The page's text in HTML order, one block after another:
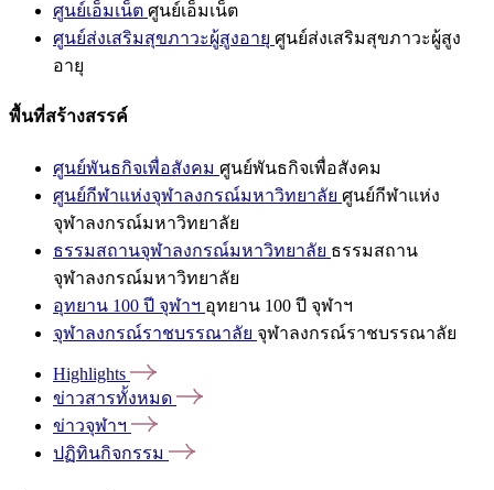
ศูนย์เอ็มเน็ต ศูนย์เอ็มเน็ต
ศูนย์ส่งเสริมสุขภาวะผู้สูงอายุ ศูนย์ส่งเสริมสุขภาวะผู้สูง
อายุ
พื้นที่สร้างสรรค์
ศูนย์พันธกิจเพื่อสังคม ศูนย์พันธกิจเพื่อสังคม
ศูนย์กีฬาแห่งจุฬาลงกรณ์มหาวิทยาลัย ศูนย์กีฬาแห่ง
จุฬาลงกรณ์มหาวิทยาลัย
ธรรมสถานจุฬาลงกรณ์มหาวิทยาลัย ธรรมสถาน
จุฬาลงกรณ์มหาวิทยาลัย
อุทยาน 100 ปี จุฬาฯ อุทยาน 100 ปี จุฬาฯ
จุฬาลงกรณ์ราชบรรณาลัย จุฬาลงกรณ์ราชบรรณาลัย
Highlights
ข่าวสารทั้งหมด
ข่าวจุฬาฯ
ปฏิทินกิจกรรม